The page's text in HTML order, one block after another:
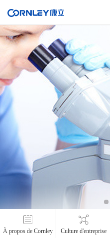
À propos de Cornley Culture d'entreprise